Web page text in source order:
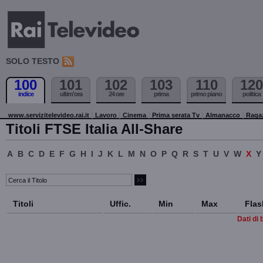
SOLO TESTO
100
indice
101
ultim'ora
102
24 ore
103
prima
110
primo piano
120
politica
www.servizitelevideo.rai.it Lavoro Cinema Prima serata Tv Almanacco
Titoli FTSE Italia All-Share
A B C D E F G H I J K L M N O P Q R S T U V W X Y
Titoli Uffic. Min Max
Dati di